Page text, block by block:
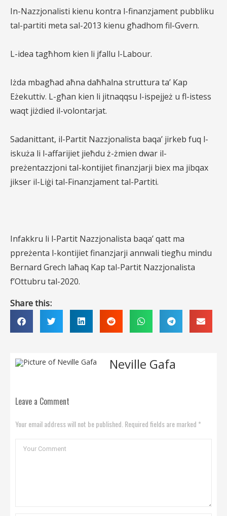
In-Nazzjonalisti kienu kontra l-finanzjament pubbliku
tal-partiti meta sal-2013 kienu għadhom fil-Gvern.
L-idea tagħhom kien li jfallu l-Labour.
Iżda mbagħad aħna daħħalna struttura ta’ Kap
Eżekuttiv. L-għan kien li jitnaqqsu l-ispejjeż u fl-istess
waqt jiżdied il-volontarjat.
Sadanittant, il-Partit Nazzjonalista baqa’ jirkeb fuq l-
iskuża li l-affarijiet jieħdu ż-żmien dwar il-
preżentazzjoni tal-kontijiet finanzjarji biex ma jibqax
jikser il-Liġi tal-Finanzjament tal-Partiti.
Infakkru li l-Partit Nazzjonalista baqa’ qatt ma
ppreżenta l-kontijiet finanzjarji annwali tiegħu mindu
Bernard Grech laħaq Kap tal-Partit Nazzjonalista
f’Ottubru tal-2020.
Share this:
Neville Gafa
Leave a Comment
Your email address will not be published. Required fields are marked *